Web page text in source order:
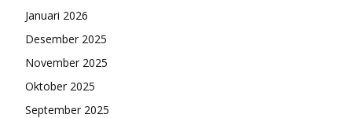
Januari 2026
Desember 2025
November 2025
Oktober 2025
September 2025